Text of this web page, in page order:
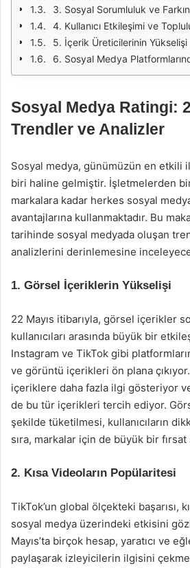
3. Sosyal Sorumluluk ve
4. Kullanıcı Etkileşimi ve
5. İçerik Üreticilerinin Yükselişi
6. Sosyal Medya
Sosyal Medya Ratingi:
Trendler ve Analizler
Sosyal medya, günümüzün en etkili
biri haline gelmiştir. İşletmelerden
markalara kadar herkes sosyal
avantajlarına kullanmaktadır. Bu
tarihinde sosyal medyada oluşan
analizlerini derinlemesine
1. Görsel İçeriklerin Yükselişi
22 Mayıs itibarıyla, görsel içerikler
kullanıcıları arasında büyük bir
Instagram ve TikTok gibi
ve görüntü içerikleri ön plana
içeriklere daha fazla ilgi gösteriyor
de bu tür içerikleri tercih ediyor.
şekilde tüketilmesi, kullanıcıların
sıra, markalar için de büyük bir
2. Kısa Videoların Popülaritesi
TikTok’un global ölçekteki başarısı,
sosyal medya üzerindeki etkisini
Mayıs’ta birçok hesap, yaratıcı ve
paylaşarak izleyicilerin ilgisini